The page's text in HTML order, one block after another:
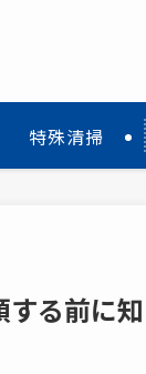
特殊清掃
る前に